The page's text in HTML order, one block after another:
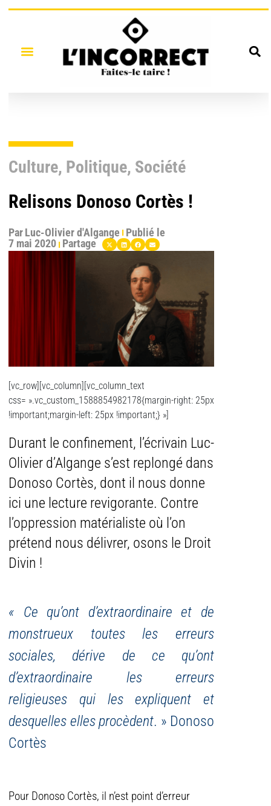
Culture, Politique, Société
Relisons Donoso Cortès !
ParLuc-Olivier d'Algange Publié le
7 mai 2020 Partage
[vc_row][vc_column][vc_column_text
css= ».vc_custom_1588854982178{margin-right: 25px
!important;margin-left: 25px !important;} »]
Durant le confinement, l’écrivain Luc-
Olivier d’Algange s’est replongé dans
Donoso Cortès, dont il nous donne
ici une lecture revigorante. Contre
l’oppression matérialiste où l’on
prétend nous délivrer, osons le Droit
Divin !
« Ce qu’ont d’extraordinaire et de
monstrueux toutes les erreurs
sociales, dérive de ce qu’ont
d’extraordinaire les erreurs
religieuses qui les expliquent et
desquelles elles procèdent. » Donoso
Cortès
Pour Donoso Cortès, il n’est point d’erreur